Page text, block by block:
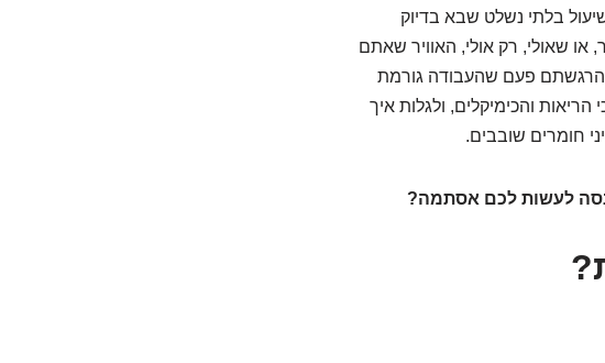
בלתי נשלט שבא בדיוק
שאולי, רק אולי, האוויר שאתם
הרגשתם פעם שהעבודה גורמת
והכימיקלים, ולגלות איך
חומרים שובבים.
לעשות לכם אסתמה?